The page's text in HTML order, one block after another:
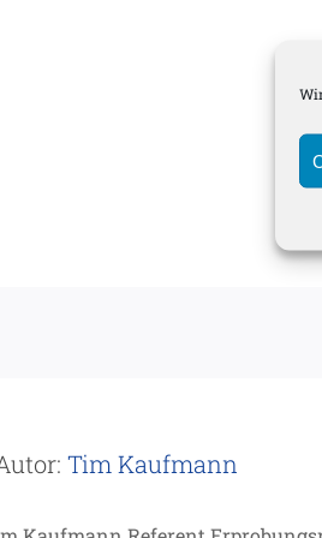
Tim Kaufmann